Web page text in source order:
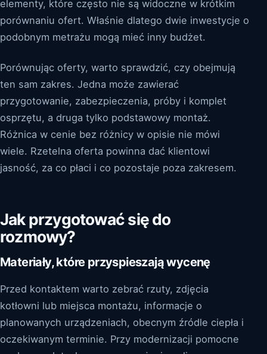
elementy, które często nie są widoczne w krótkim
porównaniu ofert. Właśnie dlatego dwie inwestycje o
podobnym metrażu mogą mieć inny budżet.
Porównując oferty, warto sprawdzić, czy obejmują
ten sam zakres. Jedna może zawierać
przygotowanie, zabezpieczenia, próby i komplet
osprzętu, a druga tylko podstawowy montaż.
Różnica w cenie bez różnicy w opisie nie mówi
wiele. Rzetelna oferta powinna dać klientowi
jasność, za co płaci i co pozostaje poza zakresem.
Jak przygotować się do
rozmowy?
Materiały, które przyspieszają wycenę
Przed kontaktem warto zebrać rzuty, zdjęcia
kotłowni lub miejsca montażu, informacje o
planowanych urządzeniach, obecnym źródle ciepła i
oczekiwanym terminie. Przy modernizacji pomocne